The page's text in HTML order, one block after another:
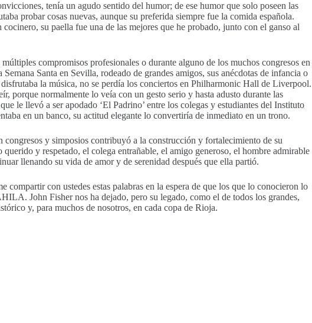
tenía un agudo sentido del humor; de ese humor que solo poseen las
probar cosas nuevas, aunque su preferida siempre fue la comida española.
su paella fue una de las mejores que he probado, junto con el ganso al
compromisos profesionales o durante alguno de los muchos congresos en
Santa en Sevilla, rodeado de grandes amigos, sus anécdotas de infancia o
la música, no se perdía los conciertos en Philharmonic Hall de Liverpool.
porque normalmente lo veía con un gesto serio y hasta adusto durante las
le llevó a ser apodado ‘El Padrino’ entre los colegas y estudiantes del Instituto
en un banco, su actitud elegante lo convertiría de inmediato en un trono.
congresos y simposios contribuyó a la construcción y fortalecimiento de su
y respetado, el colega entrañable, el amigo generoso, el hombre admirable
llenando su vida de amor y de serenidad después que ella partió.
con ustedes estas palabras en la espera de que los que lo conocieron lo
John Fisher nos ha dejado, pero su legado, como el de todos los grandes,
y, para muchos de nosotros, en cada copa de Rioja.